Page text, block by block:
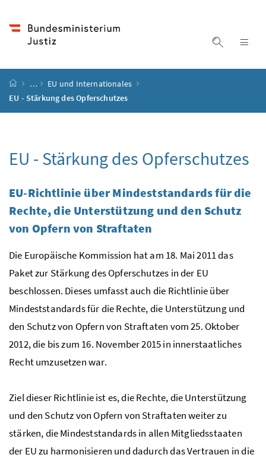
Suche
Startseite
…
EU und Internationales
EU - Stärkung des Opferschutzes
EU - Stärkung des Opferschutzes
EU-Richtlinie über Mindeststandards für die
Rechte, die Unterstützung und den Schutz
von Opfern von Straftaten
Die Europäische Kommission hat am 18. Mai 2011 das
Paket zur Stärkung des Opferschutzes in der EU
beschlossen. Dieses umfasst auch die Richtlinie über
Mindeststandards für die Rechte, die Unterstützung und
den Schutz von Opfern von Straftaten vom 25. Oktober
2012, die bis zum 16. November 2015 in innerstaatliches
Recht umzusetzen war.
Ziel dieser Richtlinie ist es, die Rechte, die Unterstützung
und den Schutz von Opfern von Straftaten weiter zu
stärken, die Mindeststandards in allen Mitgliedsstaaten
der EU zu harmonisieren und dadurch das Vertrauen in die